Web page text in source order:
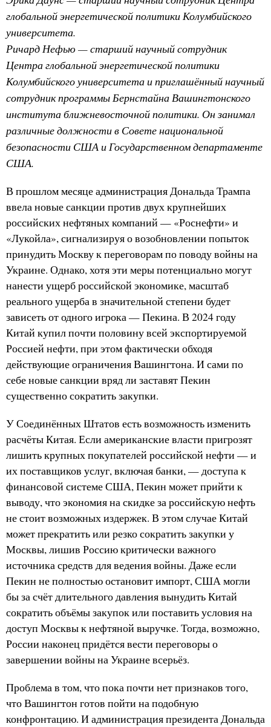
глобальной энергетической политики Колумбийского
университета.
Ричард Нефью — старший научный сотрудник
Центра глобальной энергетической политики
Колумбийского университета и приглашённый научный
сотрудник программы Бернстайна Вашингтонского
института ближневосточной политики. Он занимал
различные должности в Совете национальной
безопасности США и Государственном департаменте
США.
В прошлом месяце администрация Дональда Трампа
ввела новые санкции против двух крупнейших
российских нефтяных компаний — «Роснефти» и
«Лукойла», сигнализируя о возобновлении попыток
принудить Москву к переговорам по поводу войны на
Украине. Однако, хотя эти меры потенциально могут
нанести ущерб российской экономике, масштаб
реального ущерба в значительной степени будет
зависеть от одного игрока — Пекина. В 2024 году
Китай купил почти половину всей экспортируемой
Россией нефти, при этом фактически обходя
действующие ограничения Вашингтона. И сами по
себе новые санкции вряд ли заставят Пекин
существенно сократить закупки.
У Соединённых Штатов есть возможность изменить
расчёты Китая. Если американские власти пригрозят
лишить крупных покупателей российской нефти — и
их поставщиков услуг, включая банки, — доступа к
финансовой системе США, Пекин может прийти к
выводу, что экономия на скидке за российскую нефть
не стоит возможных издержек. В этом случае Китай
может прекратить или резко сократить закупки у
Москвы, лишив Россию критически важного
источника средств для ведения войны. Даже если
Пекин не полностью остановит импорт, США могли
бы за счёт длительного давления вынудить Китай
сократить объёмы закупок или поставить условия на
доступ Москвы к нефтяной выручке. Тогда, возможно,
России наконец придётся вести переговоры о
завершении войны на Украине всерьёз.
Проблема в том, что пока почти нет признаков того,
что Вашингтон готов пойти на подобную
конфронтацию. И администрация президента Дональда